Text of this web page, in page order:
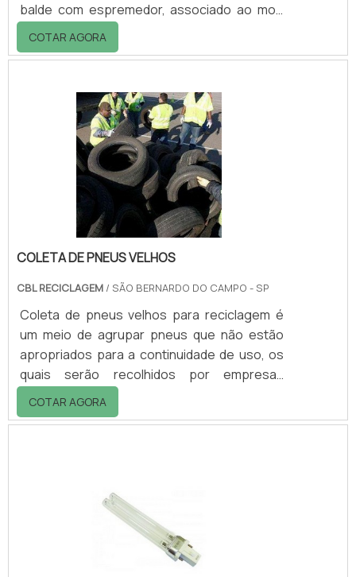
balde com espremedor, associado ao mop
úmido, tornam mais fácil o serviço do
profissional da limpeza, que não precisa se
manualmente.Além disso, a ação do
espremedor, que reduz os derramamentos e
respingos, e a funcionalidade dos rodízios,
proporcionam maior agilidade na limpeza e
pisos mais limpos. Os rodízios são
silenciosos e não deixa.
COTAR AGORA
COLETA DE PNEUS VELHOS
CBL RECICLAGEM / SÃO BERNARDO DO CAMPO - SP
Coleta de pneus velhos para reciclagem é
um meio de agrupar pneus que não estão
apropriados para a continuidade de uso, os
quais serão recolhidos por empresas
especializadas em reciclagem desse tipo de
material. Quando os pneus se encontram
no processo de reciclagem providenciam o
restante do reaproveitamento até o
descarte final adequado, ajudando na
COTAR AGORA